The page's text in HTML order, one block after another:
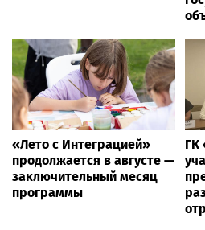
«Лето с Интеграцией»
продолжается в августе —
заключительный месяц
программы
ГК